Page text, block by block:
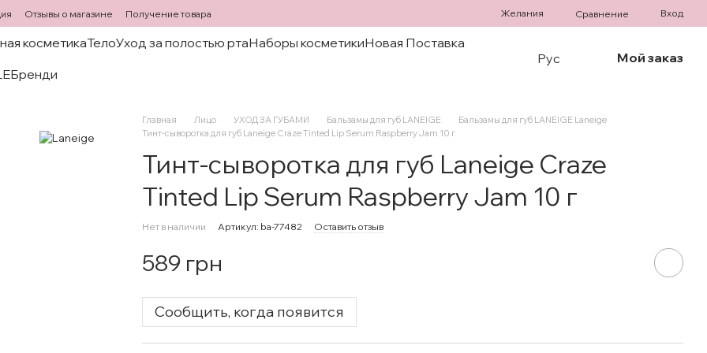
Отзывы о магазине Получение товара Желания Сравнение Вход
косметикаТелоУход за полостью ртаНаборы косметикиНовая Поставка
Бренди
Рус Мой заказ
Главная Лицо УХОД ЗА ГУБАМИ Бальзамы для губ LANEIGE
Бальзамы для губ LANEIGE Laneige
Тинт-сыворотка для губ Laneige Craze Tinted Lip Serum Raspberry Jam 10 г
Тинт-сыворотка для губ Laneige Craze
Tinted Lip Serum Raspberry Jam 10 г
Нет в наличии Артикул: ba-77482 Оставить отзыв
589 грн
Сообщить, когда появится